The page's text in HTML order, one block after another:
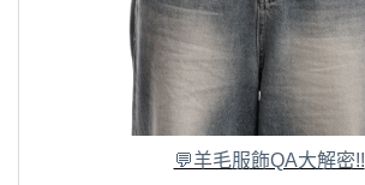
💬羊毛服飾QA大解密!!